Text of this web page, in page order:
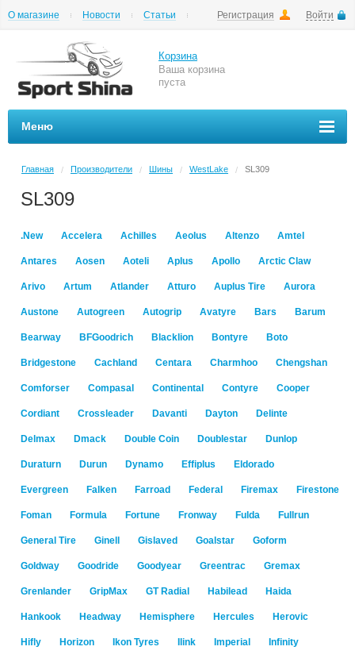
Регистрация Войти
О магазине Новости
Статьи
Корзина
Ваша корзина
пуста
Меню
Главная / Производители / Шины / WestLake / SL309
SL309
.New Accelera Achilles Aeolus Altenzo Amtel
Antares Aosen Aoteli Aplus Apollo Arctic Claw
Arivo Artum Atlander Atturo Auplus Tire Aurora
Austone Autogreen Autogrip Avatyre Bars Barum
Bearway BFGoodrich Blacklion Bontyre Boto
Bridgestone Cachland Centara Charmhoo Chengshan
Comforser Compasal Continental Contyre Cooper
Cordiant Crossleader Davanti Dayton Delinte
Delmax Dmack Double Coin Doublestar Dunlop
Duraturn Durun Dynamo Effiplus Eldorado
Evergreen Falken Farroad Federal Firemax Firestone
Foman Formula Fortune Fronway Fulda Fullrun
General Tire Ginell Gislaved Goalstar Goform
Goldway Goodride Goodyear Greentrac Gremax
Grenlander GripMax GT Radial Habilead Haida
Hankook Headway Hemisphere Hercules Herovic
Hifly Horizon Ikon Tyres Ilink Imperial Infinity